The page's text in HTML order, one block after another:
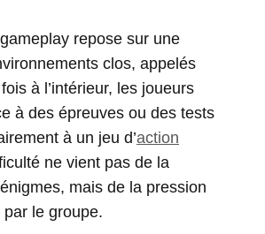
repose sur une
clos, appelés
à l’intérieur, les joueurs
à des épreuves ou des tests
à un jeu d’action
ne vient pas de la
mais de la pression
le groupe.